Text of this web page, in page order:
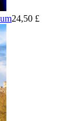
24,50 £